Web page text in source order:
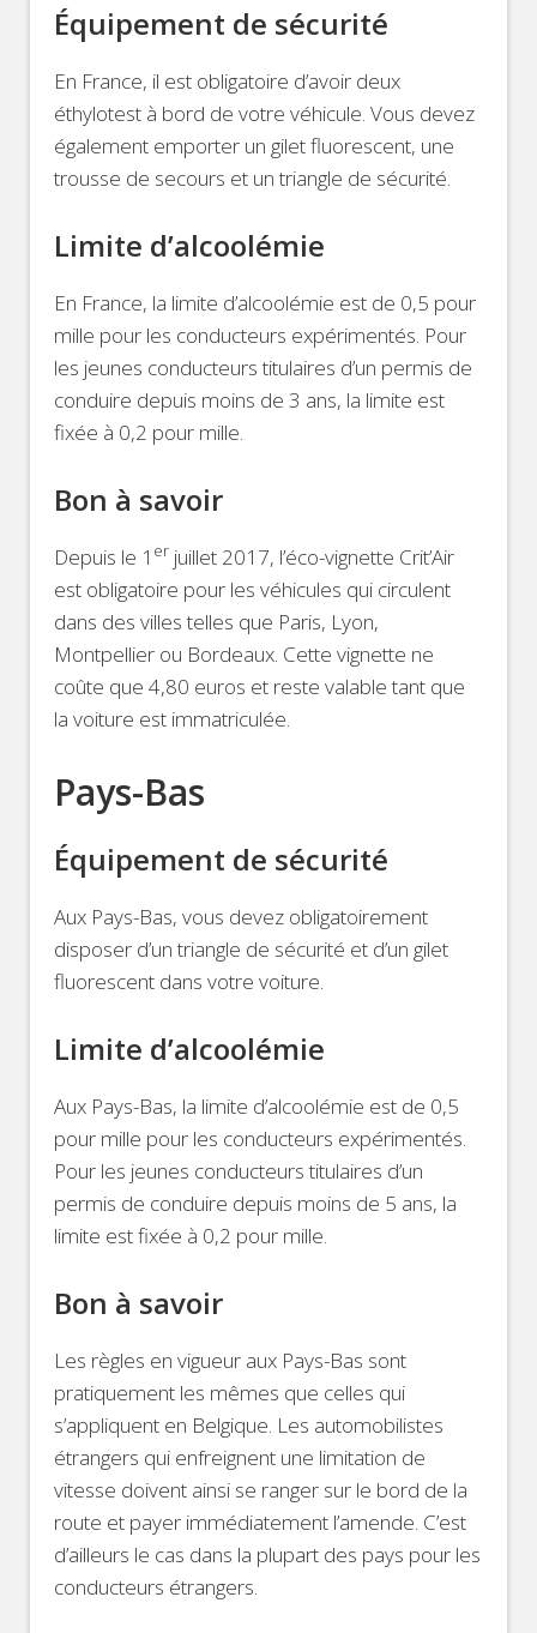
Équipement de sécurité
En France, il est obligatoire d’avoir deux
éthylotest à bord de votre véhicule. Vous devez
également emporter un gilet fluorescent, une
trousse de secours et un triangle de sécurité.
Limite d’alcoolémie
En France, la limite d’alcoolémie est de 0,5 pour
mille pour les conducteurs expérimentés. Pour
les jeunes conducteurs titulaires d’un permis de
conduire depuis moins de 3 ans, la limite est
fixée à 0,2 pour mille.
Bon à savoir
Depuis le 1 er juillet 2017, l’éco-vignette Crit’Air
est obligatoire pour les véhicules qui circulent
dans des villes telles que Paris, Lyon,
Montpellier ou Bordeaux. Cette vignette ne
coûte que 4,80 euros et reste valable tant que
la voiture est immatriculée.
Pays-Bas
Équipement de sécurité
Aux Pays-Bas, vous devez obligatoirement
disposer d’un triangle de sécurité et d’un gilet
fluorescent dans votre voiture.
Limite d’alcoolémie
Aux Pays-Bas, la limite d’alcoolémie est de 0,5
pour mille pour les conducteurs expérimentés.
Pour les jeunes conducteurs titulaires d’un
permis de conduire depuis moins de 5 ans, la
limite est fixée à 0,2 pour mille.
Bon à savoir
Les règles en vigueur aux Pays-Bas sont
pratiquement les mêmes que celles qui
s’appliquent en Belgique. Les automobilistes
étrangers qui enfreignent une limitation de
vitesse doivent ainsi se ranger sur le bord de la
route et payer immédiatement l’amende. C’est
d’ailleurs le cas dans la plupart des pays pour les
conducteurs étrangers.